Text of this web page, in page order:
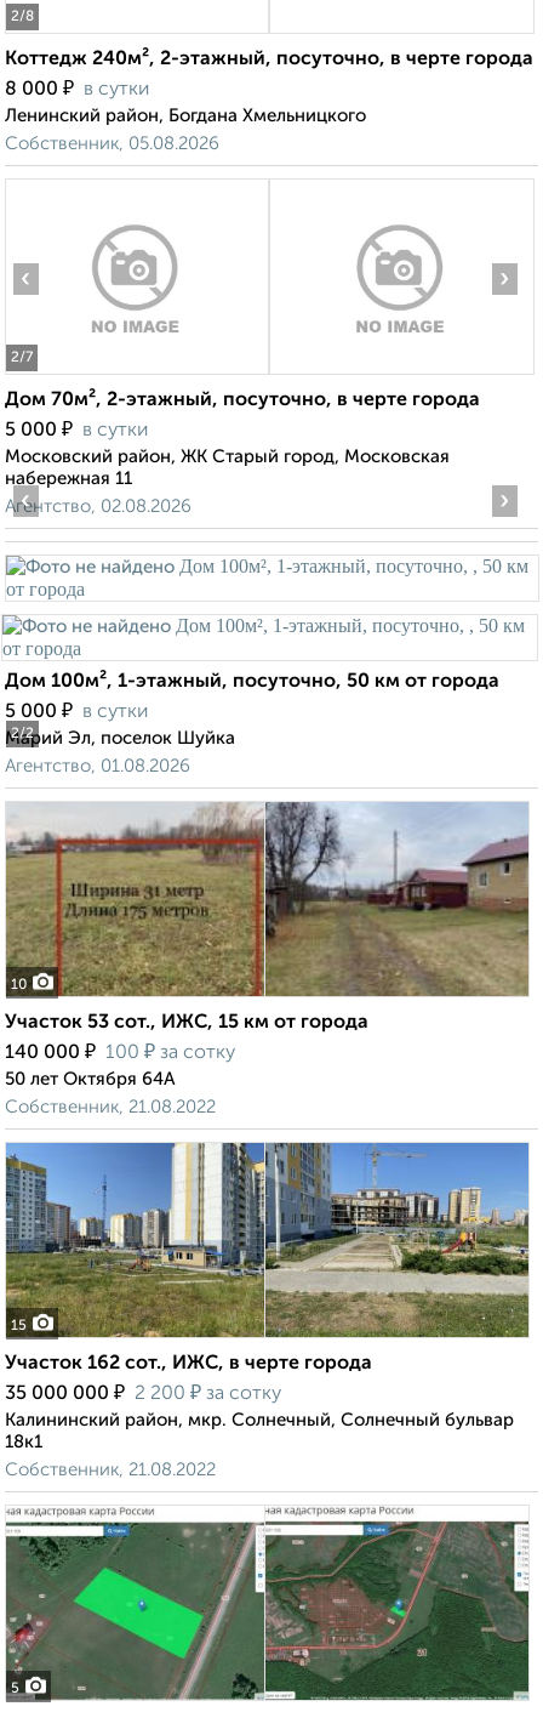
2/8
Коттедж 240м², 2-этажный, посуточно, в черте города
8 000 ₽ в сутки
Ленинский район, Богдана Хмельницкого
Собственник, 05.08.2026
2/7
‹ ›
Дом 70м², 2-этажный, посуточно, в черте города
5 000 ₽ в сутки
Московский район, ЖК Старый город, Московская
набережная 11
Агентство, 02.08.2026
2/2
‹ ›
Дом 100м², 1-этажный, посуточно, 50 км от города
5 000 ₽ в сутки
Марий Эл, поселок Шуйка
Агентство, 01.08.2026
10
Участок 53 сот., ИЖС, 15 км от города
140 000 ₽ 100 ₽ за сотку
50 лет Октября 64А
Собственник, 21.08.2022
15
Участок 162 сот., ИЖС, в черте города
35 000 000 ₽ 2 200 ₽ за сотку
Калининский район, мкр. Солнечный, Солнечный бульвар
18к1
Собственник, 21.08.2022
5